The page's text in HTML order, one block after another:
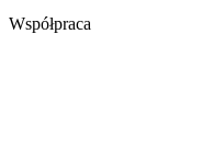
Współpraca